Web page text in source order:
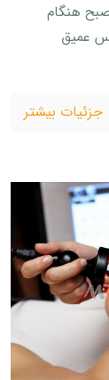
هنگام
عمیق
جزئیات بیشتر